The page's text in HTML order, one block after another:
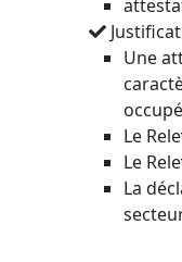
Une
Le
Le
La